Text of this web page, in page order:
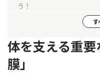
う！
筋膜リリースを行うにあ
筋膜リリースの前に、
筋膜リリースにおすすめ
体を支える重
膜」